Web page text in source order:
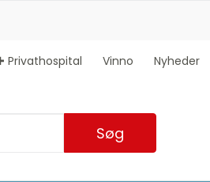
Privathospital Vinno Nyheder
Søg